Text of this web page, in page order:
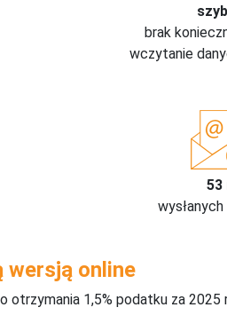
brak
wczytanie
53
wersją online
otrzymania 1,5% podatku za